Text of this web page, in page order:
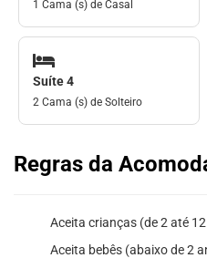
1 Cama (s) de Casal
Suíte 4
2 Cama (s) de Solteiro
Regras da
Aceita crianças (de 2 até
Aceita bebês (abaixo de 2